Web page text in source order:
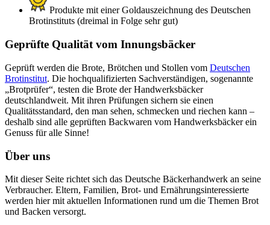
Produkte mit einer Goldauszeichnung des Deutschen
Brotinstituts (dreimal in Folge sehr gut)
Geprüfte Qualität vom Innungsbäcker
Geprüft werden die Brote, Brötchen und Stollen vom Deutschen
Brotinstitut. Die hochqualifizierten Sachverständigen, sogenannte
„Brotprüfer“, testen die Brote der Handwerksbäcker
deutschlandweit. Mit ihren Prüfungen sichern sie einen
Qualitätsstandard, den man sehen, schmecken und riechen kann –
deshalb sind alle geprüften Backwaren vom Handwerksbäcker ein
Genuss für alle Sinne!
Über uns
Mit dieser Seite richtet sich das Deutsche Bäckerhandwerk an seine
Verbraucher. Eltern, Familien, Brot- und Ernährungsinteressierte
werden hier mit aktuellen Informationen rund um die Themen Brot
und Backen versorgt.